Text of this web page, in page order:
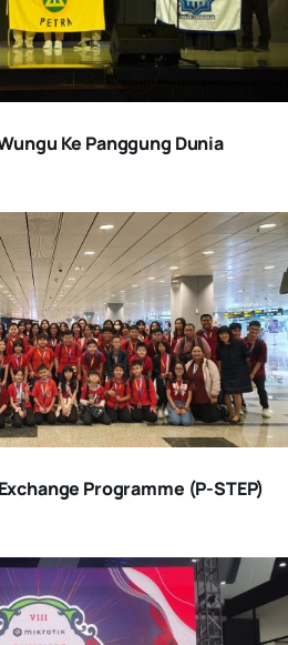
Ke Panggung Dunia
Programme (P-STEP)